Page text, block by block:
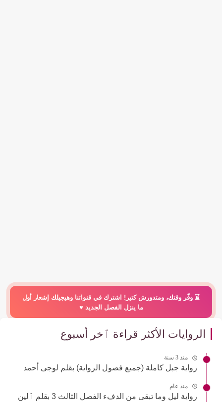
⌛️ وفّر وقتك، ومتدورش كتير! اشترك في قنواتنا وهيجيلك إشعار أول
ما ينزل الفصل الجديد ♥️
الروايات الأكثر قراءة ٱخر أسبوع
منذ 3 سنة
رواية جبل كاملة (جميع فصول الرواية) بقلم لوجى أحمد
منذ عام
رواية ليل وما تبقى من الدفء الفصل الثالث 3 بقلم ٱلين